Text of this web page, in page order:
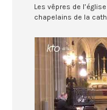
Les vêpres de
chapelains de la